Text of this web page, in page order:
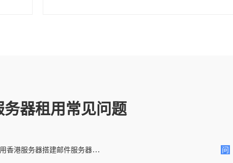
务器租用常见问题
香港服务器搭建邮件服务器怎么样 问